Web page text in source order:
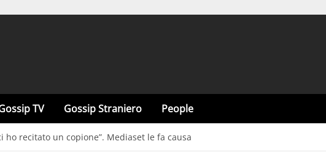
TV Gossip Straniero People
ho recitato un copione”. Mediaset le fa causa